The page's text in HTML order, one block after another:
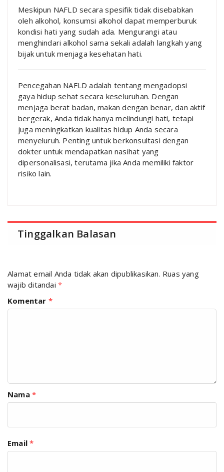
Meskipun NAFLD secara spesifik tidak disebabkan
oleh alkohol, konsumsi alkohol dapat memperburuk
kondisi hati yang sudah ada. Mengurangi atau
menghindari alkohol sama sekali adalah langkah yang
bijak untuk menjaga kesehatan hati.
Pencegahan NAFLD adalah tentang mengadopsi
gaya hidup sehat secara keseluruhan. Dengan
menjaga berat badan, makan dengan benar, dan aktif
bergerak, Anda tidak hanya melindungi hati, tetapi
juga meningkatkan kualitas hidup Anda secara
menyeluruh. Penting untuk berkonsultasi dengan
dokter untuk mendapatkan nasihat yang
dipersonalisasi, terutama jika Anda memiliki faktor
risiko lain.
Tinggalkan Balasan
Alamat email Anda tidak akan dipublikasikan. Ruas yang
wajib ditandai *
Komentar *
Nama *
Email*